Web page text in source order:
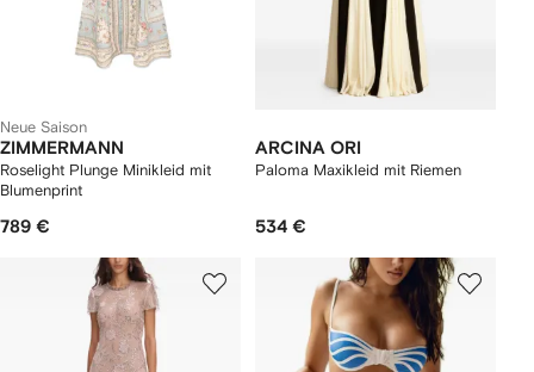
Neue Saison
ZIMMERMANN
Roselight Plunge Minikleid mit
Blumenprint
789 €
ARCINA ORI
Paloma Maxikleid mit Riemen
534 €